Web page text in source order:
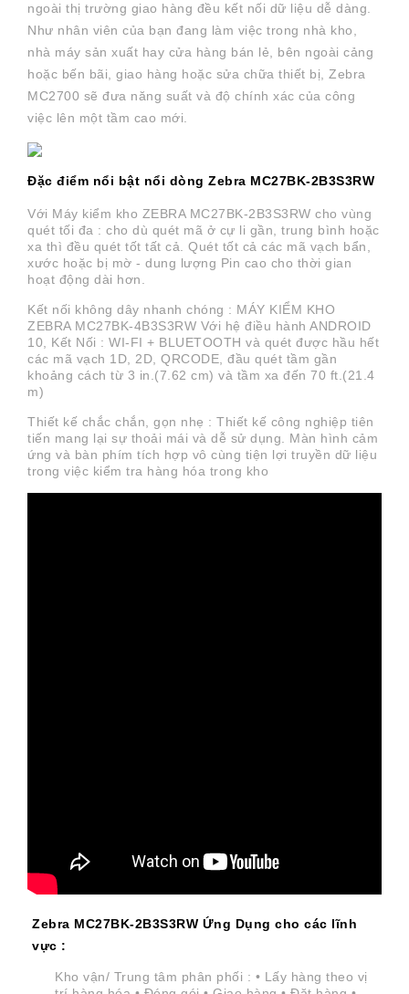
ngoài thị trường giao hàng đều kết nối dữ liệu dễ dàng.
Như nhân viên của bạn đang làm việc trong nhà kho,
nhà máy sản xuất hay cửa hàng bán lẻ, bên ngoài cảng
hoặc bến bãi, giao hàng hoặc sửa chữa thiết bị, Zebra
MC2700 sẽ đưa năng suất và độ chính xác của công
việc lên một tầm cao mới.
Đặc điểm nổi bật nổi dòng Zebra MC27BK-2B3S3RW
Với Máy kiểm kho ZEBRA MC27BK-2B3S3RW cho vùng
quét tối đa : cho dù quét mã ở cự li gần, trung bình hoặc
xa thì đều quét tốt tất cả. Quét tốt cả các mã vạch bẩn,
xước hoặc bị mờ - dung lượng Pin cao cho thời gian
hoạt động dài hơn.
Kết nối không dây nhanh chóng : MÁY KIỂM KHO
ZEBRA MC27BK-4B3S3RW Với hệ điều hành ANDROID
10, Kết Nối : WI-FI + BLUETOOTH và quét được hầu hết
các mã vạch 1D, 2D, QRCODE, đầu quét tầm gần
khoảng cách từ 3 in.(7.62 cm) và tầm xa đến 70 ft.(21.4
m)
Thiết kế chắc chắn, gọn nhẹ : Thiết kế công nghiệp tiên
tiến mang lại sự thoải mái và dễ sử dụng. Màn hình cảm
ứng và bàn phím tích hợp vô cùng tiện lợi truyền dữ liệu
trong việc kiểm tra hàng hóa trong kho
Zebra MC27BK-2B3S3RW Ứng Dụng cho các lĩnh
vực :
Kho vận/ Trung tâm phân phối : • Lấy hàng theo vị